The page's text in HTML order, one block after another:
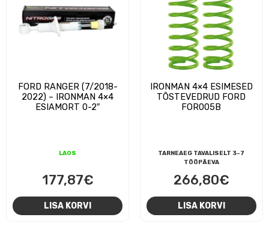
FORD RANGER (7/2018-
2022) – IRONMAN 4×4
ESIAMORT 0-2″
LAOS
177,87€
LISA KORVI
IRONMAN 4×4 ESIMESED
TÕSTEVEDRUD FORD
FOR005B
TARNEAEG TAVALISELT 3-7
TÖÖPÄEVA
266,80€
LISA KORVI